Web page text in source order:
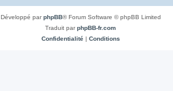
Développé parphpBB® Forum Software © phpBB Limited
Traduit parphpBB-fr.com
Confidentialité| Conditions